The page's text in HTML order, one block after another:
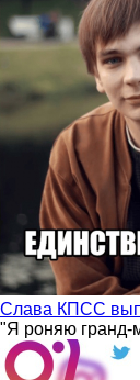
Слава КПСС
"Я роняю гранд-